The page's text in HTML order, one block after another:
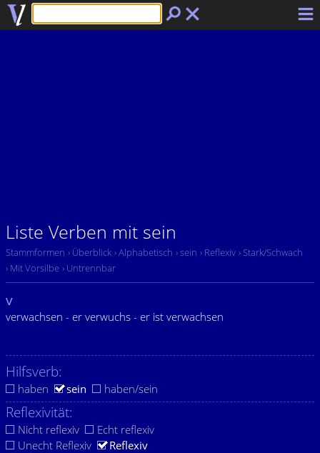
Liste Verben mit sein
Stammformen › Überblick › Alphabetisch › sein › Reflexiv › Stark/Schwach
› Mit Vorsilbe › Untrennbar
v
verwachsen - er verwuchs - er ist verwachsen
Hilfsverb:
haben sein haben/sein
Reflexivität:
Nicht reflexiv
Echt reflexiv
Unecht Reflexiv
Reflexiv